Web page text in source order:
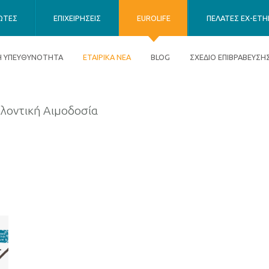
ΕΠΙΧΕΙΡΗΣΕΙΣ EUROLIFE
ΥΠΕΥΘΥΝΟΤΗΤΑ ΕΤΑΙΡΙΚΑ ΝΕΑ BLOG ΣΧΕΔΙΟ
ΠΕΛΑΤΕΣ EX-
Αιμοδοσία